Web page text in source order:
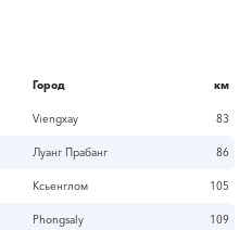
Город км
Viengxay 83
Луанг Прабанг 86
Ксьенглом 105
Phongsaly 109